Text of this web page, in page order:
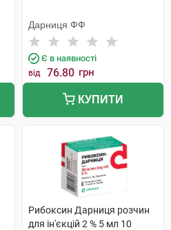
Дарниця ФФ
Є в наявності
від 76.80 грн
КУПИТИ
Рибоксин Дарниця розчин
для ін'єкцій 2 % 5 мл 10